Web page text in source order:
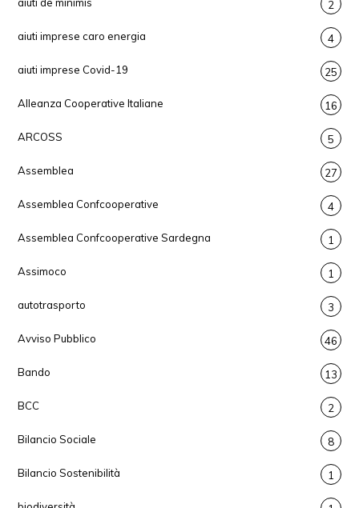
2
aiuti imprese caro energia 4
aiuti imprese Covid-19 25
Alleanza Cooperative Italiane 16
ARCOSS 5
Assemblea 27
Assemblea Confcooperative 4
Assemblea Confcooperative Sardegna 1
Assimoco 1
autotrasporto 3
Avviso Pubblico 46
Bando 13
BCC 2
Bilancio Sociale 8
Bilancio Sostenibilità 1